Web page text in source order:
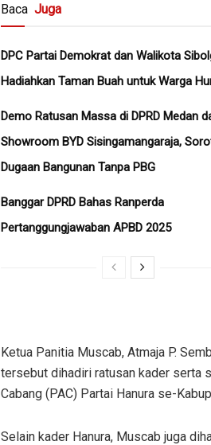
Baca Juga
DPC Partai Demokrat dan Walikota
Hadiahkan Taman Buah untuk Warga
Demo Ratusan Massa di DPRD Medan
Showroom BYD Sisingamangaraja,
Dugaan Bangunan Tanpa PBG
Banggar DPRD Bahas Ranperda
Pertanggungjawaban APBD 2025
Ketua Panitia Muscab, Atmaja P.
tersebut dihadiri ratusan kader serta
Cabang (PAC) Partai Hanura se-
Selain kader Hanura, Muscab juga